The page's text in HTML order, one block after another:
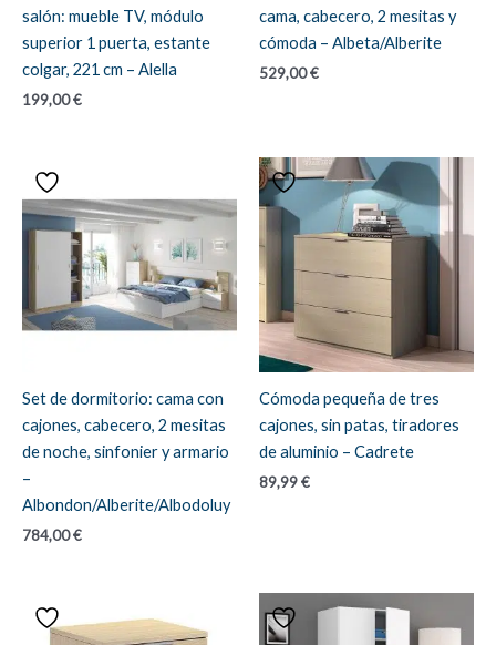
salón: mueble TV, módulo
superior 1 puerta, estante
colgar, 221 cm – Alella
199,00€
cama, cabecero, 2 mesitas y
cómoda – Albeta/Alberite
529,00€
Set de dormitorio: cama con
cajones, cabecero, 2 mesitas
de noche, sinfonier y armario
–
Albondon/Alberite/Albodoluy
784,00€
Cómoda pequeña de tres
cajones, sin patas, tiradores
de aluminio – Cadrete
89,99€